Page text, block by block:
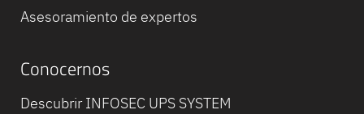
Asesoramiento de expertos
Conocernos
Descubrir INFOSEC UPS SYSTEM